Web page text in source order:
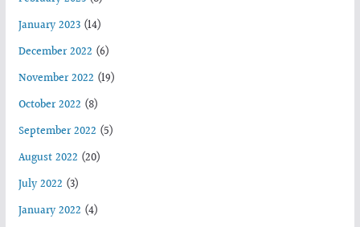
January 2023(14)
December 2022 (6)
November 2022 (19)
October 2022 (8)
September 2022 (5)
August 2022 (20)
July 2022 (3)
January 2022 (4)